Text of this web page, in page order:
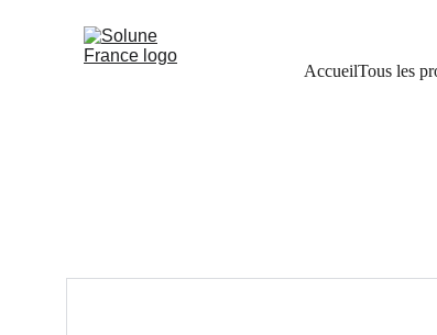
AccueilTous les